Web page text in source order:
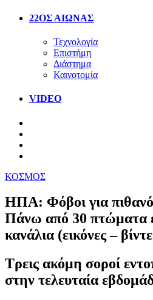
22ΟΣ ΑΙΩΝΑΣ
Τεχνολογία
Επιστήμη
Διάστημα
Καινοτομία
VIDEO
ΚΟΣΜΟΣ
ΗΠΑ: Φόβοι για
Πάνω από 30 πτώματα
κανάλια (εικόνες –
Τρεις ακόμη σοροί
στην τελευταία